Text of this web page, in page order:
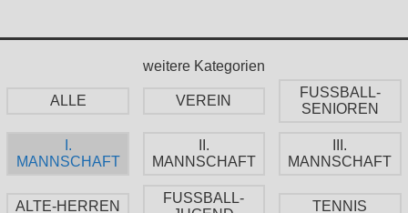
weitere Kategorien
ALLE VEREIN
FUSSBALL-
SENIOREN
I.
MANNSCHAFT
II.
MANNSCHAFT
III.
MANNSCHAFT
ALTE-HERREN
FUSSBALL-
TENNIS